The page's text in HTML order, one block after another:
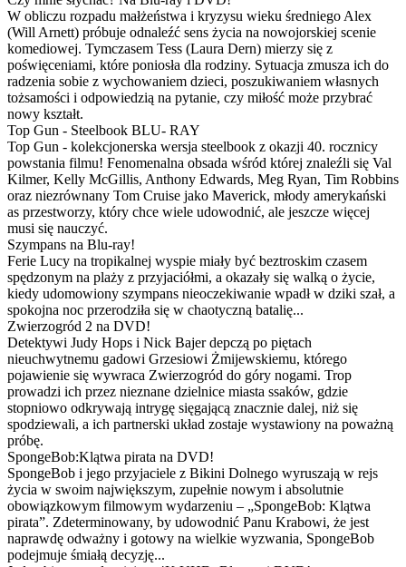
W obliczu rozpadu małżeństwa i kryzysu wieku średniego Alex
(Will Arnett) próbuje odnaleźć sens życia na nowojorskiej scenie
komediowej. Tymczasem Tess (Laura Dern) mierzy się z
poświęceniami, które poniosła dla rodziny. Sytuacja zmusza ich do
radzenia sobie z wychowaniem dzieci, poszukiwaniem własnych
tożsamości i odpowiedzią na pytanie, czy miłość może przybrać
nowy kształt.
Top Gun - Steelbook BLU- RAY
Top Gun - kolekcjonerska wersja steelbook z okazji 40. rocznicy
powstania filmu! Fenomenalna obsada wśród której znaleźli się Val
Kilmer, Kelly McGillis, Anthony Edwards, Meg Ryan, Tim Robbins
oraz niezrównany Tom Cruise jako Maverick, młody amerykański
as przestworzy, który chce wiele udowodnić, ale jeszcze więcej
musi się nauczyć.
Szympans na Blu-ray!
Ferie Lucy na tropikalnej wyspie miały być beztroskim czasem
spędzonym na plaży z przyjaciółmi, a okazały się walką o życie,
kiedy udomowiony szympans nieoczekiwanie wpadł w dziki szał, a
spokojna noc przerodziła się w chaotyczną batalię...
Zwierzogród 2 na DVD!
Detektywi Judy Hops i Nick Bajer depczą po piętach
nieuchwytnemu gadowi Grzesiowi Żmijewskiemu, którego
pojawienie się wywraca Zwierzogród do góry nogami. Trop
prowadzi ich przez nieznane dzielnice miasta ssaków, gdzie
stopniowo odkrywają intrygę sięgającą znacznie dalej, niż się
spodziewali, a ich partnerski układ zostaje wystawiony na poważną
próbę.
SpongeBob:Klątwa pirata na DVD!
SpongeBob i jego przyjaciele z Bikini Dolnego wyruszają w rejs
życia w swoim największym, zupełnie nowym i absolutnie
obowiązkowym filmowym wydarzeniu – „SpongeBob: Klątwa
pirata”. Zdeterminowany, by udowodnić Panu Krabowi, że jest
naprawdę odważny i gotowy na wielkie wyzwania, SpongeBob
podejmuje śmiałą decyzję...